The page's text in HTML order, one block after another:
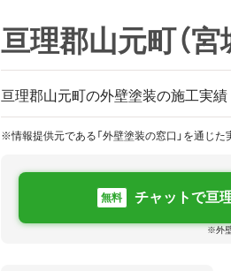
亘理郡山元町（
亘理郡山元町の外壁塗装の施工実績
※情報提供元である「外壁塗装の窓口」を通じた
無料 チャットで亘
※外壁